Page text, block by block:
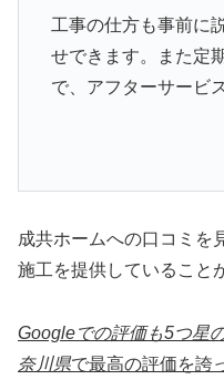
工事の仕方も事前に
せできます。また定
で、アフターサービ
成共ホームへの口コミを
施工を提供していること
Googleでの評価も5つ星
奈川県で最高の評価を誇